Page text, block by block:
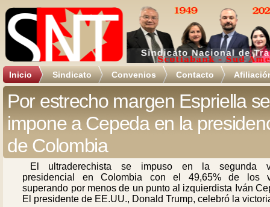
Inicio Sindicato Convenios Contacto
Por estrecho margen Espriella se
impone a Cepeda en la
de Colombia
El ultraderechista se impuso en la segunda
presidencial en Colombia con el 49,65% de los
superando por menos de un punto al izquierdista Iván
El presidente de EE.UU., Donald Trump, celebró la